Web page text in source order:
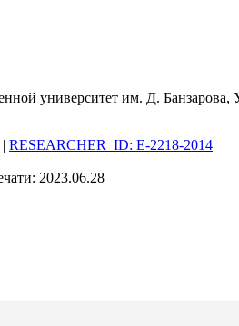
университет им. Д. Банзарова,
| RESEARCHER_ID: E-2218-2014
2023.06.28